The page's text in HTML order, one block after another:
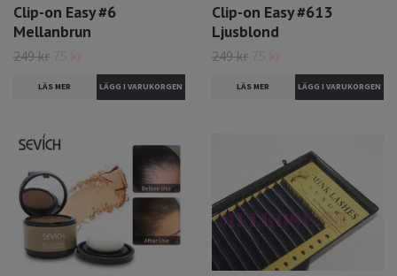
Clip-on Easy #6
Mellanbrun
249 kr 75 kr
LÄS MER
Clip-on Easy #613
Ljusblond
249 kr 75 kr
LÄS MER